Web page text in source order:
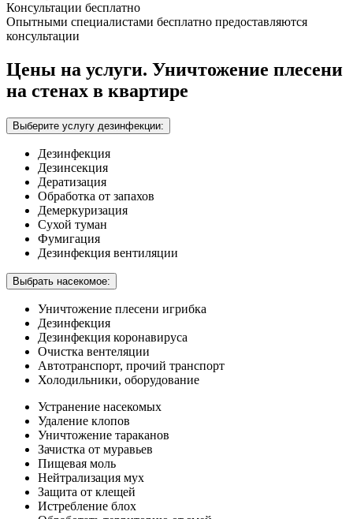
Консультации бесплатно
Опытными специалистами бесплатно предоставляются
консультации
Цены на услуги. Уничтожение плесени
на стенах в квартире
Выберите услугу дезинфекции:
Дезинфекция
Дезинсекция
Дератизация
Обработка от запахов
Демеркуризация
Сухой туман
Фумигация
Дезинфекция вентиляции
Выбрать насекомое:
Уничтожение плесени игрибка
Дезинфекция
Дезинфекция коронавируса
Очистка вентеляции
Автотранспорт, прочий транспорт
Холодильники, оборудование
Устранение насекомых
Удаление клопов
Уничтожение тараканов
Зачистка от муравьев
Пищевая моль
Нейтрализация мух
Защита от клещей
Истребление блох